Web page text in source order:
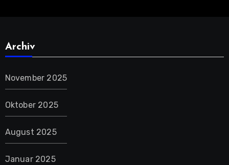
Archiv
November 2025
Oktober 2025
August 2025
Januar 2025